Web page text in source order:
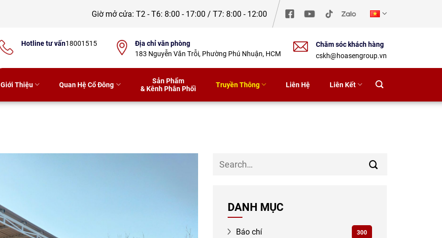
Giờ mở cửa:T2 - T6: 8:00 - 17:00 / T7: 8:00 - 12:00
Giới Thiệu Quan Hệ Cổ Đông
Sản Phẩm
& Kênh Phân Phối
Truyền Thông Liên Hệ Liên Kết
Hotline tư vấn18001515
Địa chỉ văn phòng
183 Nguyễn Văn Trỗi, Phường Phú Nhuận, HCM
Chăm sóc khách hàng
cskh@hoasengroup.vn
DANH MỤC
Báo chí 300